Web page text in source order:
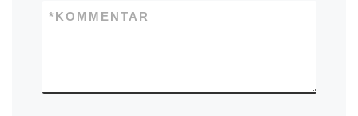
KOMMENTAR
*